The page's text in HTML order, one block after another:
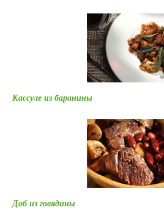
Кассуле из баранины
Доб из говядины